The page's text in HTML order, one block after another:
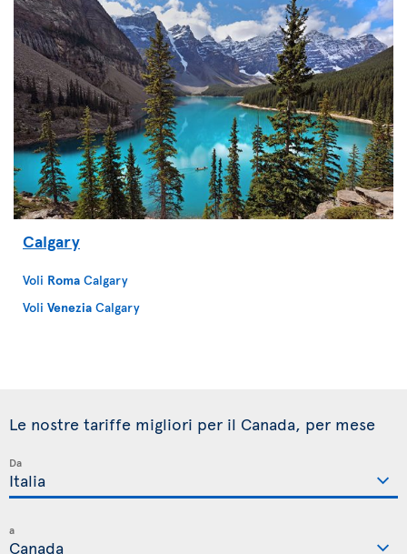
Calgary
Voli Roma Calgary
Voli Venezia Calgary
Le nostre tariffe migliori per il Canada, per mese
Da
a